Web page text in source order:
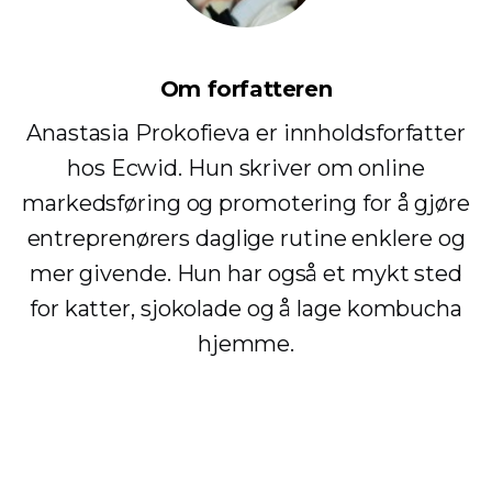
Om forfatteren
Anastasia Prokofieva er innholdsforfatter
hos Ecwid. Hun skriver om online
markedsføring og promotering for å gjøre
entreprenørers daglige rutine enklere og
mer givende. Hun har også et mykt sted
for katter, sjokolade og å lage kombucha
hjemme.